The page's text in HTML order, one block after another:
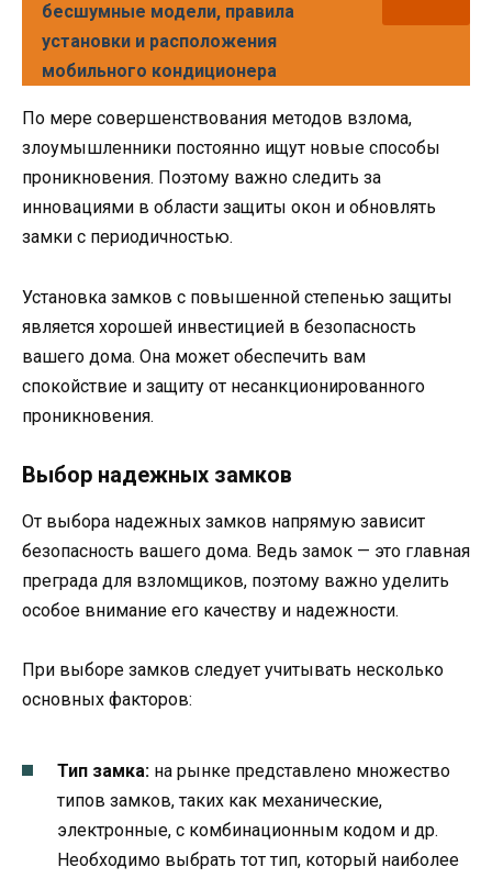
бесшумные модели, правила
установки и расположения
мобильного кондиционера
По мере совершенствования методов взлома,
злоумышленники постоянно ищут новые способы
проникновения. Поэтому важно следить за
инновациями в области защиты окон и обновлять
замки с периодичностью.
Установка замков с повышенной степенью защиты
является хорошей инвестицией в безопасность
вашего дома. Она может обеспечить вам
спокойствие и защиту от несанкционированного
проникновения.
Выбор надежных замков
От выбора надежных замков напрямую зависит
безопасность вашего дома. Ведь замок — это главная
преграда для взломщиков, поэтому важно уделить
особое внимание его качеству и надежности.
При выборе замков следует учитывать несколько
основных факторов:
Тип замка: на рынке представлено множество
типов замков, таких как механические,
электронные, с комбинационным кодом и др.
Необходимо выбрать тот тип, который наиболее